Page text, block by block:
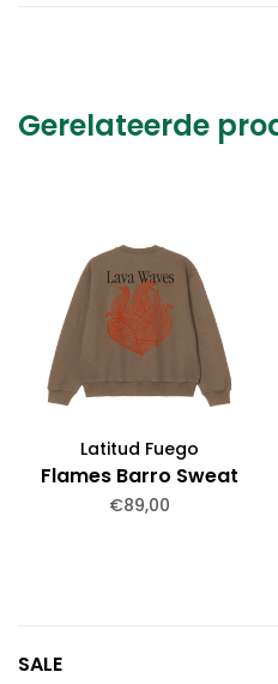
Gerelateerde
Latitud Fuego
Flames Barro Sweat
€89,00
SALE